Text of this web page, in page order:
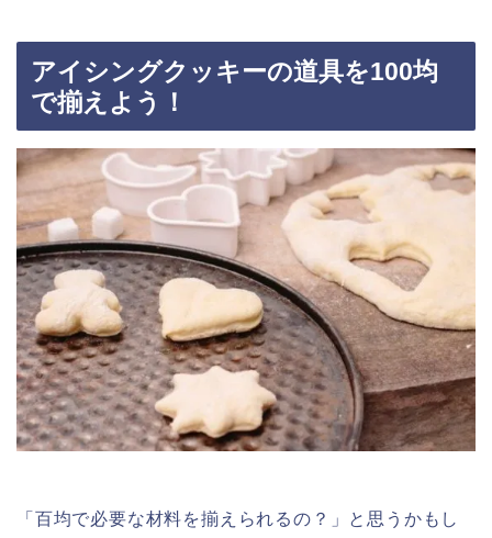
アイシングクッキーの道具を100均
で揃えよう！
「百均で必要な材料を揃えられるの？」と思うかもし